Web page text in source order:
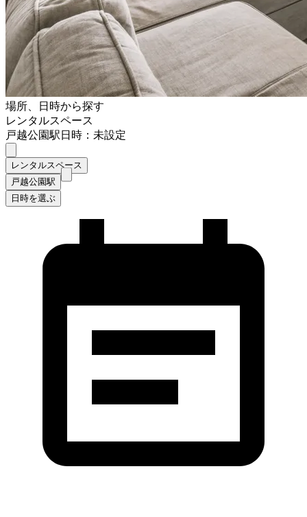
場所、日時から探す
レンタルスペース
戸越公園駅日時：未設定
レンタルスペース
戸越公園駅
日時を選ぶ